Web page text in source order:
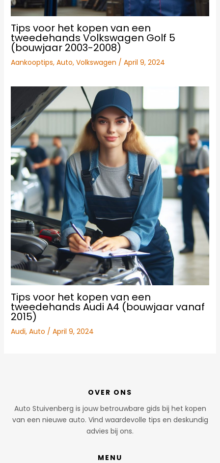
Tips voor het kopen van een
tweedehands Volkswagen Golf 5
(bouwjaar 2003-2008)
Aankooptips, Auto, Volkswagen / April 9, 2024
Tips voor het kopen van een
tweedehands Audi A4 (bouwjaar vanaf
2015)
Audi, Auto / April 9, 2024
OVER ONS
Auto Stuivenberg is jouw betrouwbare gids bij het kopen
van een nieuwe auto. Vind waardevolle tips en deskundig
advies bij ons.
MENU